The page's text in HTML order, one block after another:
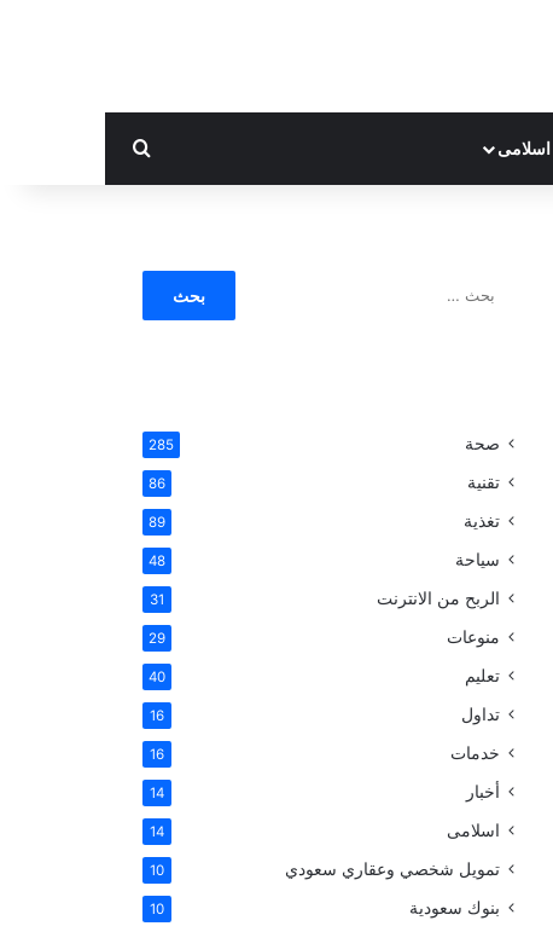
اسلامى
صحة 285
تقنية 86
تغذية 89
سياحة 48
الربح من الانترنت 31
منوعات 29
تعليم 40
تداول 16
خدمات 16
أخبار 14
اسلامى 14
تمويل شخصي وعقاري سعودي 10
بنوك سعودية 10